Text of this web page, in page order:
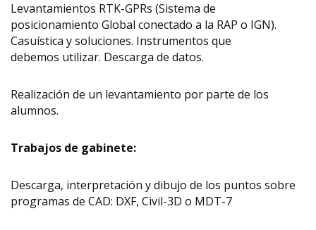
Levantamientos RTK-GPRs (Sistema de
posicionamiento Global conectado a la RAP o IGN).
Casuística y soluciones. Instrumentos que
debemos utilizar. Descarga de datos.
Realización de un levantamiento por parte de los
alumnos.
Trabajos de gabinete:
Descarga, interpretación y dibujo de los puntos sobre
programas de CAD: DXF, Civil-3D o MDT-7